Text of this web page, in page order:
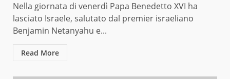
Nella giornata di venerdì Papa Benedetto XVI ha
lasciato Israele, salutato dal premier israeliano
Benjamin Netanyahu e...
Read More